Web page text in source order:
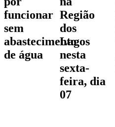
funcionar
sem
abastecimento
de água
Região
dos
Lagos
nesta
sexta-
feira, dia
07